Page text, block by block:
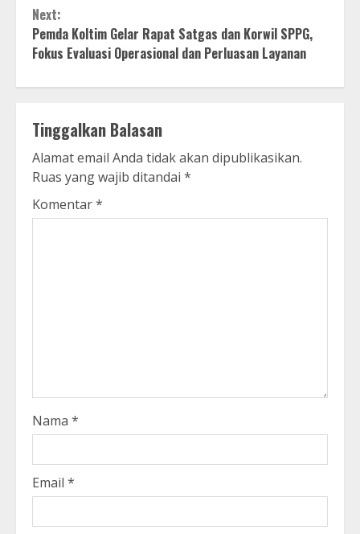
Next:
Pemda Koltim Gelar Rapat Satgas dan Korwil SPPG,
Fokus Evaluasi Operasional dan Perluasan Layanan
Tinggalkan Balasan
Alamat email Anda tidak akan dipublikasikan.
Ruas yang wajib ditandai *
Komentar*
Nama *
Email *